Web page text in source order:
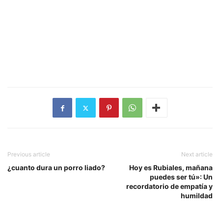
Previous article
¿cuanto dura un porro liado?
Next article
Hoy es Rubiales, mañana
puedes ser tú»: Un
recordatorio de empatía y
humildad